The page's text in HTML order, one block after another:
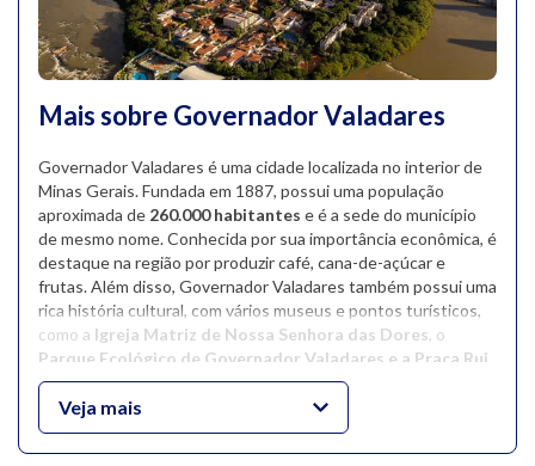
Mais sobre Governador Valadares
Governador Valadares é uma cidade localizada no interior de
Minas Gerais. Fundada em 1887, possui uma população
aproximada de 260.000 habitantes e é a sede do município
de mesmo nome. Conhecida por sua importância econômica, é
destaque na região por produzir café, cana-de-açúcar e
frutas. Além disso, Governador Valadares também possui uma
rica história cultural, com vários museus e pontos turísticos,
como a Igreja Matriz de Nossa Senhora das Dores, o
Parque Ecológico de Governador Valadares e a Praça Rui
Barbosa.
Um dos principais atrativos de Valadares é o
Ibituruna, com 1.123 metros de altura, oferecendo vistas
Veja mais